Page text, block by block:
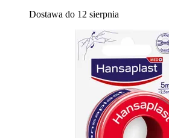
Dostawa do 12 sierpnia